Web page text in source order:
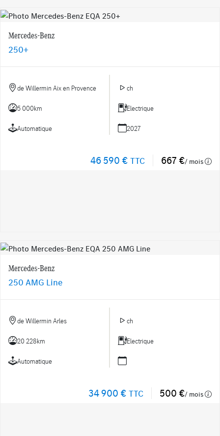
Mercedes-Benz
250+
de Willermin Aix en Provence ch
5 000km Electrique
Automatique 2027
46 590 € TTC 667 €/ mois
Mercedes-Benz
250 AMG Line
de Willermin Arles ch
20 228km Electrique
Automatique
34 900 € TTC 500 €/ mois